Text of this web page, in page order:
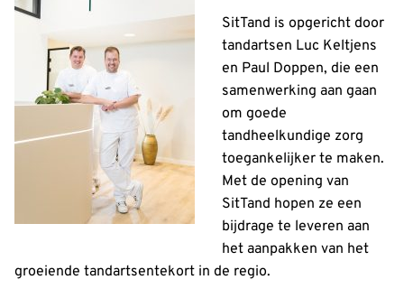
SitTand is opgericht door
tandartsen Luc Keltjens
en Paul Doppen, die een
samenwerking aan gaan
om goede
tandheelkundige zorg
toegankelijker te maken.
Met de opening van
SitTand hopen ze een
bijdrage te leveren aan
het aanpakken van het
groeiende tandartsentekort in de regio.